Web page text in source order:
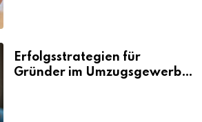
Erfolgsstrategien für
Gründer im Umzugsgewerbe